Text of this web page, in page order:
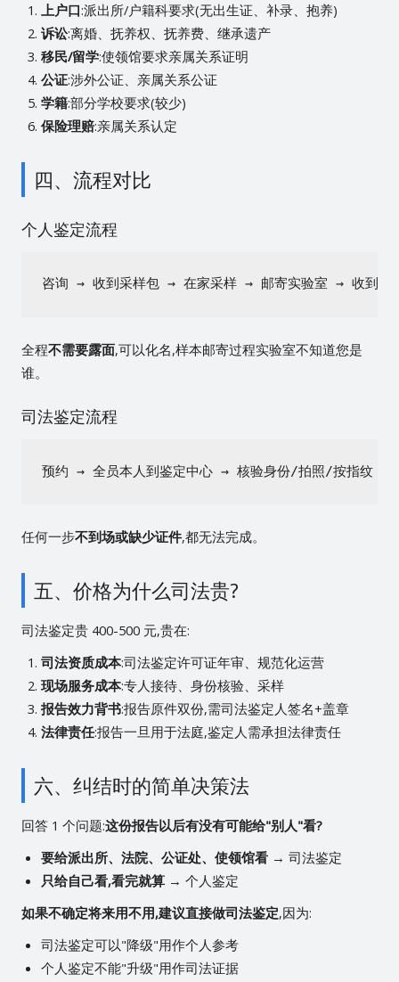
上户口:派出所/户籍科要求(无出生证、补录、抱养)
诉讼:离婚、抚养权、抚养费、继承遗产
移民/留学:使领馆要求亲属关系证明
公证:涉外公证、亲属关系公证
学籍:部分学校要求(较少)
保险理赔:亲属关系认定
四、流程对比
个人鉴定流程
咨询 → 收到采样包 → 在家采样 → 邮寄实验室 → 收到报
全程不需要露面,可以化名,样本邮寄过程实验室不知道您是
谁。
司法鉴定流程
预约 → 全员本人到鉴定中心 → 核验身份/拍照/按指纹
任何一步不到场或缺少证件,都无法完成。
五、价格为什么司法贵?
司法鉴定贵 400-500 元,贵在:
司法资质成本:司法鉴定许可证年审、规范化运营
现场服务成本:专人接待、身份核验、采样
报告效力背书:报告原件双份,需司法鉴定人签名+盖章
法律责任:报告一旦用于法庭,鉴定人需承担法律责任
六、纠结时的简单决策法
回答 1 个问题:这份报告以后有没有可能给"别人"看?
要给派出所、法院、公证处、使领馆看→ 司法鉴定
只给自己看,看完就算→ 个人鉴定
如果不确定将来用不用,建议直接做司法鉴定,因为:
司法鉴定可以"降级"用作个人参考
个人鉴定不能"升级"用作司法证据